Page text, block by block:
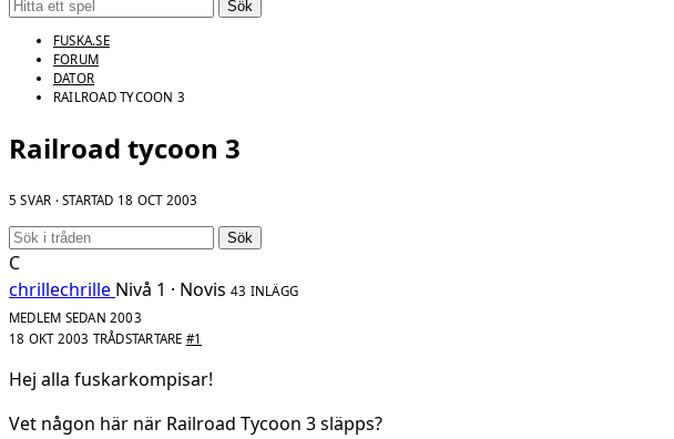
Sök
FUSKA.SE
FORUM
DATOR
RAILROAD TYCOON 3
Railroad tycoon 3
5 SVAR · STARTAD 18 OCT 2003
Sök
C
chrillechrille Nivå 1 · Novis 43 INLÄGG
MEDLEM SEDAN 2003
18 OKT 2003 TRÅDSTARTARE #1
Hej alla fuskarkompisar!
Vet någon här när Railroad Tycoon 3 släpps?